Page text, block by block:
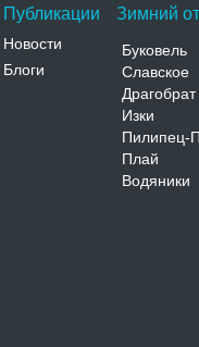
Публикации
Новости
Блоги
Зимний
Буковель
Славское
Драгобрат
Изки
Пилипец-
Плай
Водяники